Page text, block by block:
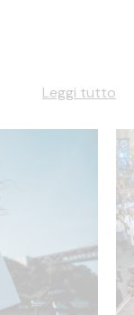
Leggi tutto